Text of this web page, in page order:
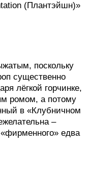
(Плантэйшн)»
поскольку
существенно
лёгкой горчинке,
ромом, а потому
в «Клубничном
–
«фирменного» едва